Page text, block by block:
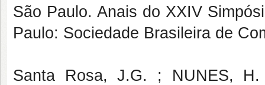
São Paulo. Anais do XXIV
Paulo: Sociedade Brasileira de
Santa Rosa, J.G. ; NUNES,